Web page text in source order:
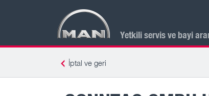
Yetkili servis ve bayi
İptal ve geri